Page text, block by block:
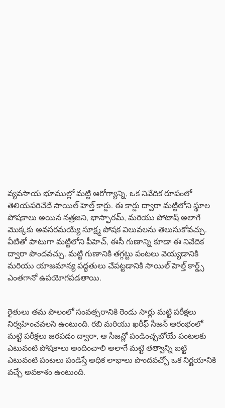
వ్యవసాయ భూముల్లో మట్టి ఆరోగ్యాన్ని, ఒక నివేదిక రూపంలో
తెలియపరిచేదే సాయిల్ హెల్త్ కార్డు. ఈ కార్డు ద్వారా మట్టిలోని స్థూల
పోషకాలు అయిన నత్రజని, భాస్ఫారమ్, మరియు పోటాష్ అలాగే
మొక్కకు అవసరమయ్యే సూక్ష్మ పోషక విలువలను తెలుసుకోవచ్చు.
వీటితో పాటుగా మట్టిలోని పీహెచ్, ఈసీ గుణాన్ని కూడా ఈ నివేదిక
ద్వారా పొందవచ్చు. మట్టి గుణానికి తగ్గట్టు పంటలు వెయ్యడానికి
మరియు యాజమాన్య పద్ధతులు చేపట్టడానికి సాయిల్ హెల్త్ కార్డ్స్
ఎంతగానో ఉపయోగపడతాయి.
రైతులు తమ పొలంలో సంవత్సరానికి రెండు సార్లు మట్టి పరీక్షలు
నిర్వహించవలసి ఉంటుంది. రబి మరియు ఖరీఫ్ సీజన్ ఆరంభంలో
మట్టి పరీక్షలు జరపడం ద్వారా, ఆ సీజన్లో పండించ్చబోయే పంటలకు
ఎటువంటి పోషకాలు అందించాలి అలాగే మట్టి తత్వాన్ని బట్టి
ఎటువంటి పంటలు పండిస్తే అధిక లాభాలు పొందవచ్చో ఒక నిర్ణయానికి
వచ్చే అవకాశం ఉంటుంది.